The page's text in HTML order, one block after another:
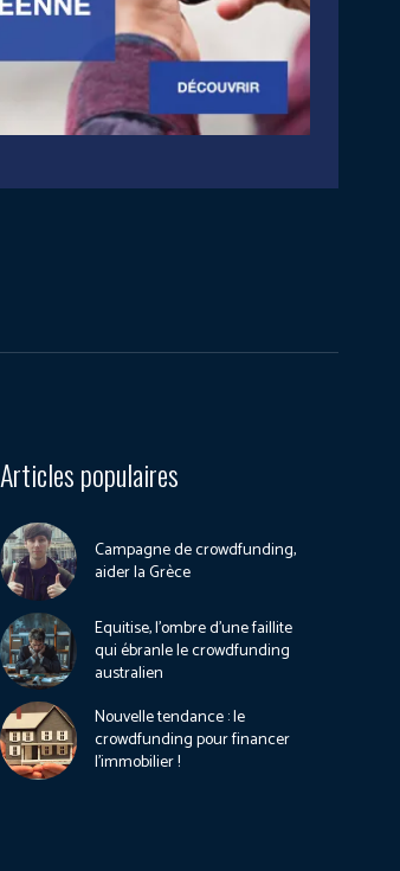
Articles populaires
Campagne de crowdfunding,
aider la Grèce
Equitise, l’ombre d’une faillite
qui ébranle le crowdfunding
australien
Nouvelle tendance : le
crowdfunding pour financer
l’immobilier !